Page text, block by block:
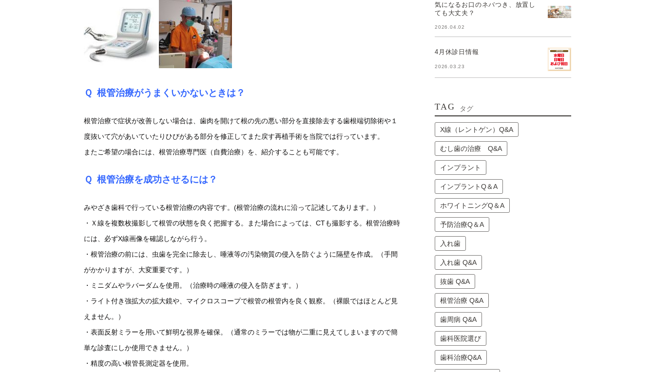
Ｑ 根管治療がうまくいかないときは？
根管治療で症状が改善しない場合は、歯肉を開けて根の先の悪い部分を直接除去する歯根端切除術や１
度抜いて穴があいていたりひびがある部分を修正してまた戻す再植手術を当院では行っています。
またご希望の場合には、根管治療専門医（自費治療）を、紹介することも可能です。
Ｑ 根管治療を成功させるには？
みやざき歯科で行っている根管治療の内容です。(根管治療の流れに沿って記述してあります。）
・Ｘ線を複数枚撮影して根管の状態を良く把握する。また場合によっては、CTも撮影する。根管治療時
には、必ずX線画像を確認しながら行う。
・根管治療の前には、虫歯を完全に除去し、唾液等の汚染物質の侵入を防ぐように隔壁を作成。（手間
がかかりますが、大変重要です。）
・ミニダムやラバーダムを使用。（治療時の唾液の侵入を防ぎます。）
・ライト付き強拡大の拡大鏡や、マイクロスコープで根管の根管内を良く観察。（裸眼ではほとんど見
えません。）
・表面反射ミラーを用いて鮮明な視界を確保。（通常のミラーでは物が二重に見えてしまいますので簡
単な診査にしか使用できません。）
・精度の高い根管長測定器を使用。
気になるお口のネバつき、放置し
ても大丈夫？
2026.04.02
4月休診日情報
2026.03.23
TAG タグ
X線（レントゲン）Q&A
むし歯の治療 Q&A
インプラント
インプラントQ＆A
ホワイトニングQ＆A
予防治療Q＆A
入れ歯
入れ歯 Q&A
抜歯 Q&A
根管治療 Q&A
歯周病 Q&A
歯科医院選び
歯科治療Q&A